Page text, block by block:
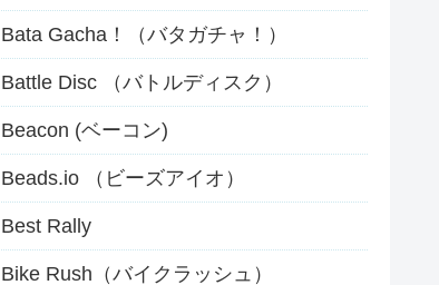
Bata Gacha！（バタガチャ！）
Battle Disc （バトルディスク）
Beacon (ベーコン)
Beads.io （ビーズアイオ）
Best Rally
Bike Rush（バイクラッシュ）